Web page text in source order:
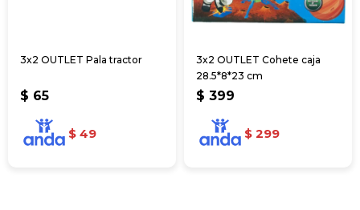
3x2 OUTLET Pala tractor
$ 65
$ 49
3x2 OUTLET Cohete caja
28.5*8*23 cm
$ 399
$ 299